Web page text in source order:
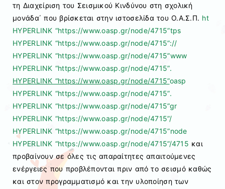
τη Διαχείριση του Σεισμικού Κινδύνου στη σχολική
μονάδα΄ που βρίσκεται στην ιστοσελίδα του Ο.Α.Σ.Π. ht
HYPERLINK “https://www.oasp.gr/node/4715”tps
HYPERLINK “https://www.oasp.gr/node/4715”://
HYPERLINK “https://www.oasp.gr/node/4715”www
HYPERLINK “https://www.oasp.gr/node/4715”.
HYPERLINK “https://www.oasp.gr/node/4715”oasp
HYPERLINK “https://www.oasp.gr/node/4715”.
HYPERLINK “https://www.oasp.gr/node/4715”gr
HYPERLINK “https://www.oasp.gr/node/4715”/
HYPERLINK “https://www.oasp.gr/node/4715”node
HYPERLINK “https://www.oasp.gr/node/4715”/4715 και
προβαίνουν σε όλες τις απαραίτητες απαιτούμενες
ενέργειες που προβλέπονται πριν από το σεισμό καθώς
και στον προγραμματισμό και την υλοποίηση των